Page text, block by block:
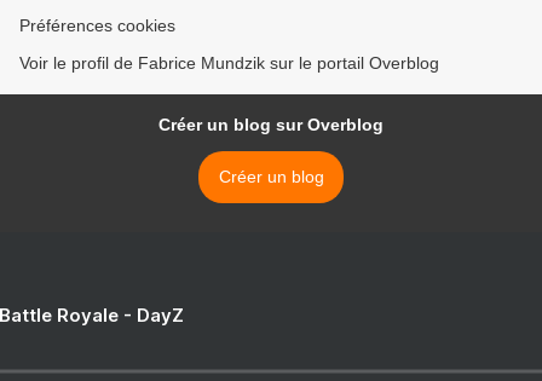
Préférences cookies
Voir le profil de Fabrice Mundzik sur le portail Overblog
Créer un blog sur Overblog
Créer un blog
Royale - DayZ